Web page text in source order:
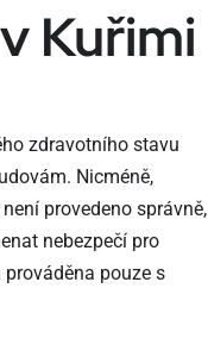
Kuřimi
zdravotního stavu
Nicméně,
provedeno správně,
nebezpečí pro
pouze s